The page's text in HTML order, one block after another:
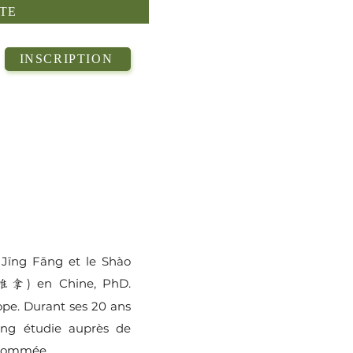
INSCRIPTION
Fāng et le Shào
拿 ) en Chine, PhD.
Durant ses 20 ans
étudie auprès de